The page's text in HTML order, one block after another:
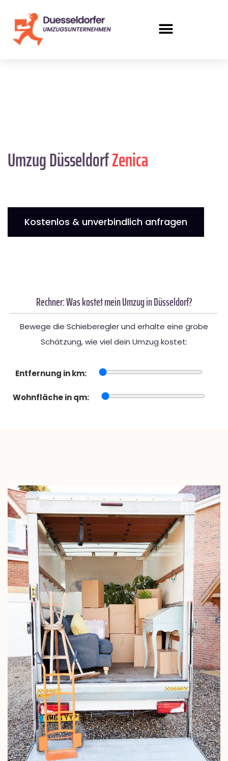
Umzug DüsseldorfZenica
Kostenlos & unverbindlich anfragen
Rechner: Was kostet mein Umzug in Düsseldorf?
Bewege die Schieberegler und erhalte eine grobe
Schätzung, wie viel dein Umzug kostet:
Entfernung in km:
Wohnfläche in qm: